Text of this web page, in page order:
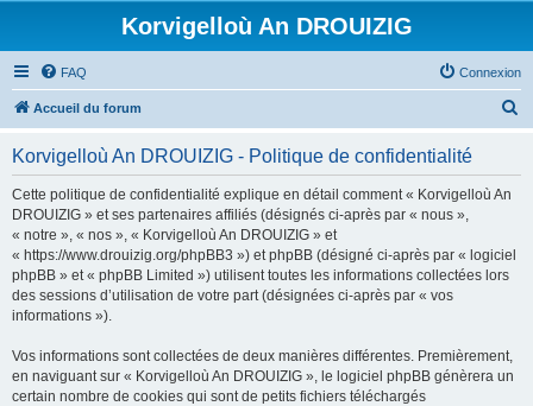
Korvigelloù An DROUIZIG
FAQ Connexion
Accueil du forum
Korvigelloù An DROUIZIG - Politique de confidentialité
Cette politique de confidentialité explique en détail comment « Korvigelloù An
DROUIZIG » et ses partenaires affiliés (désignés ci-après par « nous »,
« notre », « nos », « Korvigelloù An DROUIZIG » et
« https://www.drouizig.org/phpBB3 ») et phpBB (désigné ci-après par « logiciel
phpBB » et « phpBB Limited ») utilisent toutes les informations collectées lors
des sessions d’utilisation de votre part (désignées ci-après par « vos
informations »).
Vos informations sont collectées de deux manières différentes. Premièrement,
en naviguant sur « Korvigelloù An DROUIZIG », le logiciel phpBB génèrera un
certain nombre de cookies qui sont de petits fichiers téléchargés